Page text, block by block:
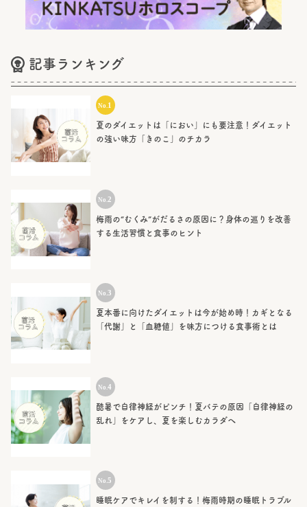
記事ランキング
夏のダイエットは「におい」にも要注意！ダイエット
の強い味方「きのこ」のチカラ
梅雨の“むくみ”がだるさの原因に？身体の巡りを改善
する生活習慣と食事のヒント
夏本番に向けたダイエットは今が始め時！カギとなる
「代謝」と「血糖値」を味方につける食事術とは
酷暑で自律神経がピンチ！夏バテの原因「自律神経の
乱れ」をケアし、夏を楽しむカラダへ
睡眠ケアでキレイを制する！梅雨時期の睡眠トラブル